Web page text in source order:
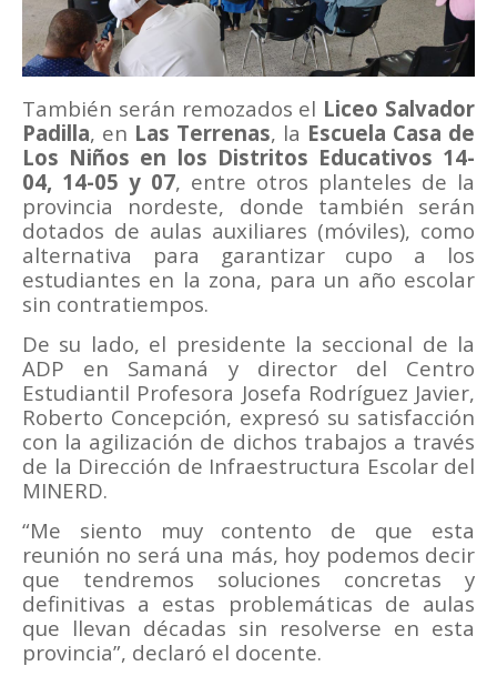
También serán remozados el Liceo Salvador
Padilla, en Las Terrenas, la Escuela Casa de
Los Niños en los Distritos Educativos 14-
04, 14-05 y 07, entre otros planteles de la
provincia nordeste, donde también serán
dotados de aulas auxiliares (móviles), como
alternativa para garantizar cupo a los
estudiantes en la zona, para un año escolar
sin contratiempos.
De su lado, el presidente la seccional de la
ADP en Samaná y director del Centro
Estudiantil Profesora Josefa Rodríguez Javier,
Roberto Concepción, expresó su satisfacción
con la agilización de dichos trabajos a través
de la Dirección de Infraestructura Escolar del
MINERD.
“Me siento muy contento de que esta
reunión no será una más, hoy podemos decir
que tendremos soluciones concretas y
definitivas a estas problemáticas de aulas
que llevan décadas sin resolverse en esta
provincia”, declaró el docente.